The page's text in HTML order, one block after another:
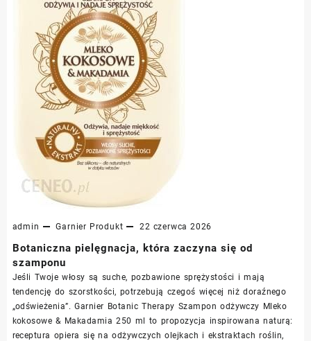
admin Garnier Produkt 22 czerwca 2026
Botaniczna pielęgnacja, która zaczyna się od
szamponu
Jeśli Twoje włosy są suche, pozbawione sprężystości i mają
tendencję do szorstkości, potrzebują czegoś więcej niż doraźnego
„odświeżenia”. Garnier Botanic Therapy Szampon odżywczy Mleko
kokosowe & Makadamia 250 ml to propozycja inspirowana naturą:
receptura opiera się na odżywczych olejkach i ekstraktach roślin,